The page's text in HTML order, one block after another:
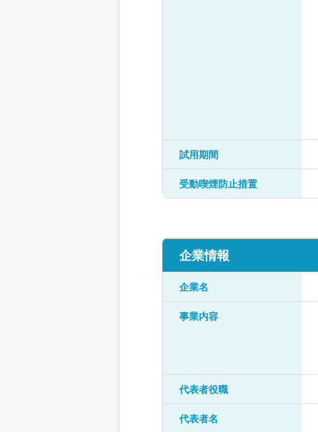
試用期間
受動喫煙防止措置
企業情報
企業名
事業内容
代表者役職
代表者名